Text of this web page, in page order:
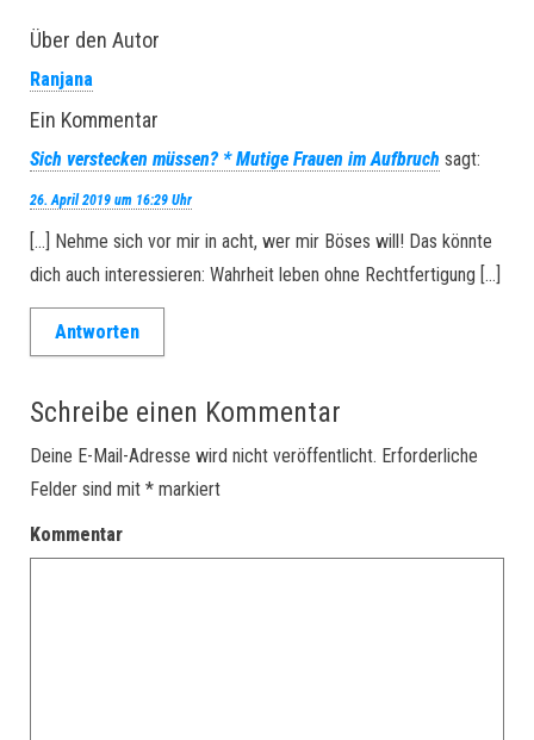
Über den Autor
Ranjana
Ein Kommentar
Sich verstecken müssen? * Mutige Frauen im Aufbruch sagt:
26. April 2019 um 16:29 Uhr
[…] Nehme sich vor mir in acht, wer mir Böses will! Das könnte
dich auch interessieren: Wahrheit leben ohne Rechtfertigung […]
Antworten
Schreibe einen Kommentar
Deine E-Mail-Adresse wird nicht veröffentlicht. Erforderliche
Felder sind mit * markiert
Kommentar